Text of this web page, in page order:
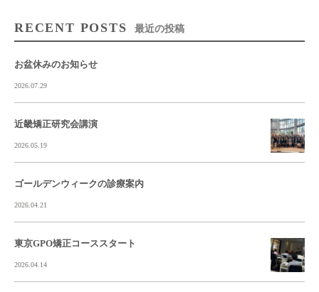
RECENT POSTS 最近の投稿
お盆休みのお知らせ
2026.07.29
近畿矯正研究会講演
2026.05.19
ゴールデンウィークの診療案内
2026.04.21
東京GPO矯正コーススタート
2026.04.14